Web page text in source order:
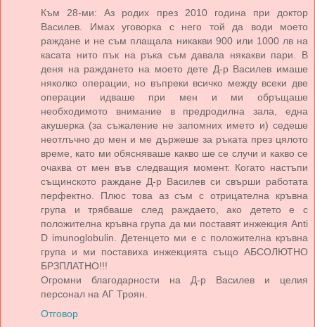
Към 28-ми: Аз родих през 2010 година при доктор
Василев. Имах уговорка с него той да води моето
раждане и не съм плащала никакви 900 или 1000 лв на
касата нито пък на ръка съм давала някакви пари. В
деня на раждането на моето дете Д-р Василев имаше
няколко операции, но въпреки всичко между всеки две
операции идваше при мен и ми обръщаше
необходимото внимание в предродилна зала, една
акушерка (за съжаление не запомних името и) седеше
неотлъчно до мен и ме държеше за ръката през цялото
време, като ми обясняваше какво ше се случи и какво се
очаква от мен във следващия момент. Когато настъпи
същинското раждане Д-р Василев си свърши работата
перфектно. Плюс това аз съм с отрицателна кръвна
група и трябваше след раждаето, ако детето е с
положителна кръвна група да ми поставят инжекция Anti
D imunoglobulin. Детенцето ми е с положителна кръвна
група и ми поставиха инжекцията също АБСОЛЮТНО
БРЗПЛАТНО!!!
Огромни благодарности на Д-р Василев и целия
персонал на АГ Троян.
Отговор